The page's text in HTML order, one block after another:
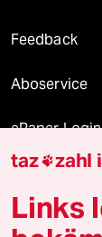
Feedback
Aboservice
ePaper Login
Downloads
taz zahl
Links